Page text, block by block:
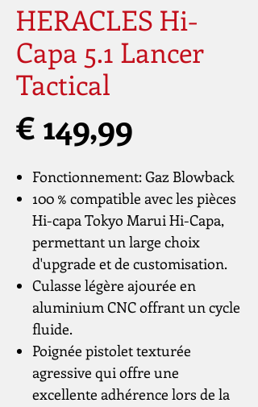
HERACLES Hi-
Capa 5.1 Lancer
Tactical
€ 149,99
Fonctionnement: Gaz Blowback
100 % compatible avec les pièces
Hi-capa Tokyo Marui Hi-Capa,
permettant un large choix
d'upgrade et de customisation.
Culasse légère ajourée en
aluminium CNC offrant un cycle
fluide.
Poignée pistolet texturée
agressive qui offre une
excellente adhérence lors de la